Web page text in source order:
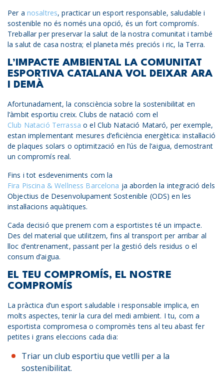
Per a nosaltres, practicar un esport responsable, saludable i
sostenible no és només una opció, és un fort compromís.
Treballar per preservar la salut de la nostra comunitat i també
la salut de casa nostra; el planeta més preciós i ric, la Terra.
L’IMPACTE AMBIENTAL LA COMUNITAT
ESPORTIVA CATALANA VOL DEIXAR ARA
I DEMÀ
Afortunadament, la consciència sobre la sostenibilitat en
l’àmbit esportiu creix. Clubs de natació com el
Club Natació Terrassa o el Club Natació Mataró, per exemple,
estan implementant mesures d’eficiència energètica: instal·lació
de plaques solars o optimització en l’ús de l’aigua, demostrant
un compromís real.
Fins i tot esdeveniments com la
Fira Piscina & Wellness Barcelona ja aborden la integració dels
Objectius de Desenvolupament Sostenible (ODS) en les
instal·lacions aquàtiques.
Cada decisió que prenem com a esportistes té un impacte.
Des del material que utilitzem, fins al transport per arribar al
lloc d’entrenament, passant per la gestió dels residus o el
consum d’aigua.
EL TEU COMPROMÍS, EL NOSTRE
COMPROMÍS
La pràctica d’un esport saludable i responsable implica, en
molts aspectes, tenir la cura del medi ambient. I tu, com a
esportista compromesa o compromès tens al teu abast fer
petites i grans eleccions cada dia:
Triar un club esportiu que vetlli per a la
sostenibilitat.